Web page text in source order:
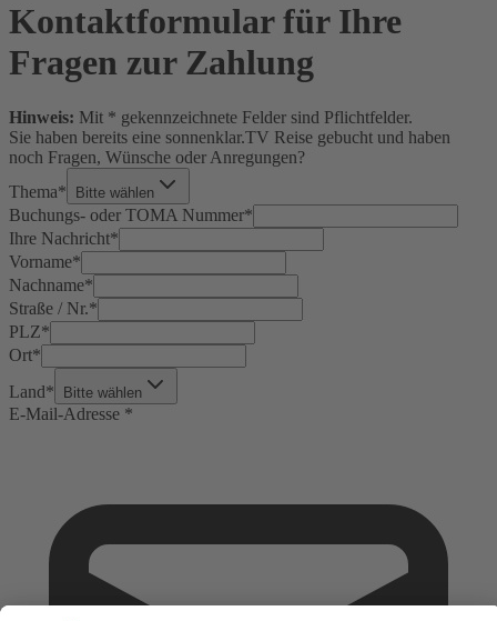
Kontaktformular für Ihre
Fragen zur Zahlung
Hinweis: Mit * gekennzeichnete Felder sind Pflichtfelder.
Sie haben bereits eine sonnenklar.TV Reise gebucht und haben
noch Fragen, Wünsche oder Anregungen?
Thema* Bitte wählen
Buchungs- oder TOMA Nummer*
Ihre Nachricht*
Vorname*
Nachname*
Straße / Nr.*
PLZ*
Ort*
Land* Bitte wählen
E-Mail-Adresse *